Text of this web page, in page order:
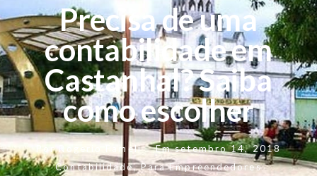
Precisa de uma
contabilidade em
Castanhal? Saiba
como escolher
PorRogerio Fameli Em setembro 14, 2018
Contabilidade,Para Empreendedores